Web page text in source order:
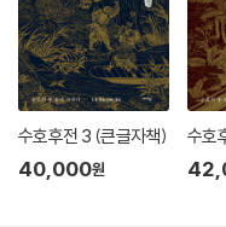
수호후전 3 (큰글자책)
40,000원
수호